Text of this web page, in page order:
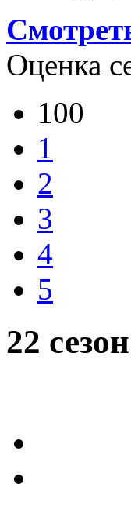
Оценка
100
1
2
3
4
5
22